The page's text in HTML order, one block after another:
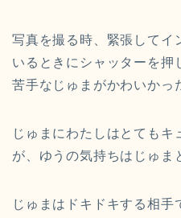
写真を撮る時、緊張してイ
いるときにシャッターを押
苦手なじゅまがかわいかっ
じゅまにわたしはとてもキ
が、ゆうの気持ちはじゅま
じゅまはドキドキする相手